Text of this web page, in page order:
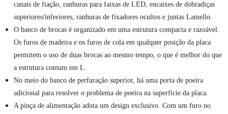
canais de fiação, ranhuras para faixas de LED, encaixes de dobradiças
superiores/inferiores, ranhuras de fixadores ocultos e juntas Lamello.
O banco de brocas é organizado em uma estrutura compacta e razoável.
Os furos de madeira e os furos de cola em qualquer posição da placa
permitem o uso de duas brocas ao mesmo tempo, o que é melhor do que
a estrutura comum em L.
No meio do banco de perfuração superior, há uma porta de poeira
adicional para resolver o problema de poeira na superfície da placa.
A pinça de alimentação adota um design exclusivo. Com um furo no